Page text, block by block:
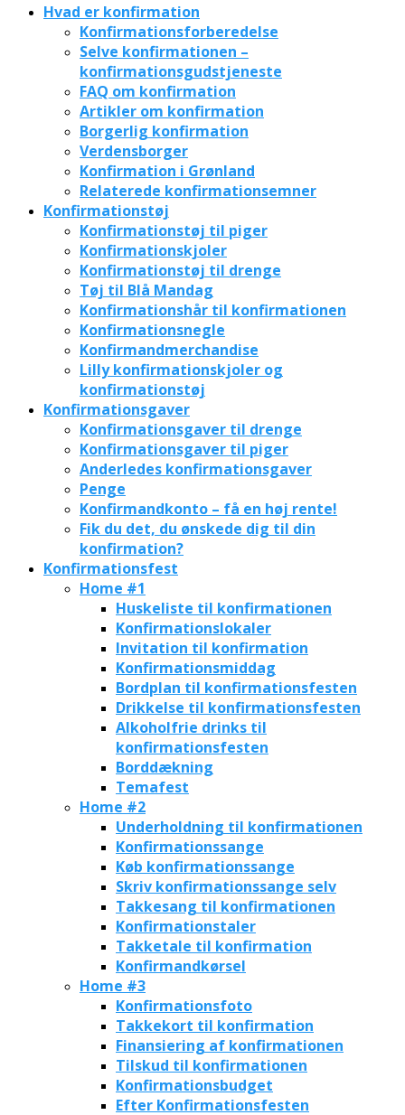
Hvad er konfirmation
Konfirmationsforberedelse
Selve konfirmationen –
konfirmationsgudstjeneste
FAQ om konfirmation
Artikler om konfirmation
Borgerlig konfirmation
Verdensborger
Konfirmation i Grønland
Relaterede konfirmationsemner
Konfirmationstøj
Konfirmationstøj til piger
Konfirmationskjoler
Konfirmationstøj til drenge
Tøj til Blå Mandag
Konfirmationshår til konfirmationen
Konfirmationsnegle
Konfirmandmerchandise
Lilly konfirmationskjoler og
konfirmationstøj
Konfirmationsgaver
Konfirmationsgaver til drenge
Konfirmationsgaver til piger
Anderledes konfirmationsgaver
Penge
Konfirmandkonto – få en høj rente!
Fik du det, du ønskede dig til din
konfirmation?
Konfirmationsfest
Home #1
Huskeliste til konfirmationen
Konfirmationslokaler
Invitation til konfirmation
Konfirmationsmiddag
Bordplan til konfirmationsfesten
Drikkelse til konfirmationsfesten
Alkoholfrie drinks til
konfirmationsfesten
Borddækning
Temafest
Home #2
Underholdning til konfirmationen
Konfirmationssange
Køb konfirmationssange
Skriv konfirmationssange selv
Takkesang til konfirmationen
Konfirmationstaler
Takketale til konfirmation
Konfirmandkørsel
Home #3
Konfirmationsfoto
Takkekort til konfirmation
Finansiering af konfirmationen
Tilskud til konfirmationen
Konfirmationsbudget
Efter Konfirmationsfesten